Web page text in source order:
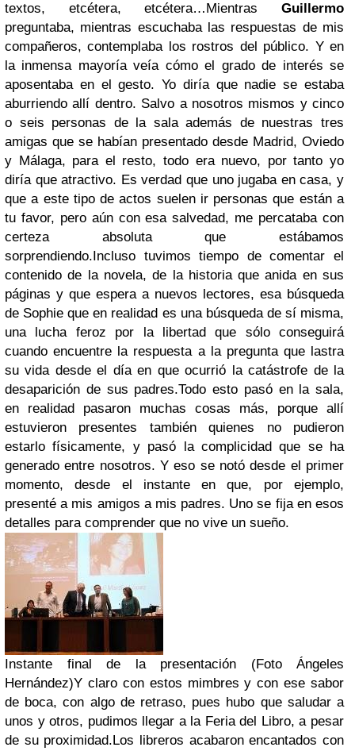
textos, etcétera, etcétera…MientrasGuillermo
preguntaba, mientras escuchaba las respuestas de mis
compañeros, contemplaba los rostros del público. Y en
la inmensa mayoría veía cómo el grado de interés se
aposentaba en el gesto. Yo diría que nadie se estaba
aburriendo allí dentro. Salvo a nosotros mismos y cinco
o seis personas de la sala además de nuestras tres
amigas que se habían presentado desde Madrid, Oviedo
y Málaga, para el resto, todo era nuevo, por tanto yo
diría que atractivo. Es verdad que uno jugaba en casa, y
que a este tipo de actos suelen ir personas que están a
tu favor, pero aún con esa salvedad, me percataba con
certeza absoluta que estábamos
sorprendiendo.Incluso tuvimos tiempo de comentar el
contenido de la novela, de la historia que anida en sus
páginas y que espera a nuevos lectores, esa búsqueda
de Sophie que en realidad es una búsqueda de sí misma,
una lucha feroz por la libertad que sólo conseguirá
cuando encuentre la respuesta a la pregunta que lastra
su vida desde el día en que ocurrió la catástrofe de la
desaparición de sus padres.Todo esto pasó en la sala,
en realidad pasaron muchas cosas más, porque allí
estuvieron presentes también quienes no pudieron
estarlo físicamente, y pasó la complicidad que se ha
generado entre nosotros. Y eso se notó desde el primer
momento, desde el instante en que, por ejemplo,
presenté a mis amigos a mis padres. Uno se fija en esos
detalles para comprender que no vive un sueño.
Instante final de la presentación (Foto Ángeles
Hernández)Y claro con estos mimbres y con ese sabor
de boca, con algo de retraso, pues hubo que saludar a
unos y otros, pudimos llegar a la Feria del Libro, a pesar
de su proximidad.Los libreros acabaron encantados con